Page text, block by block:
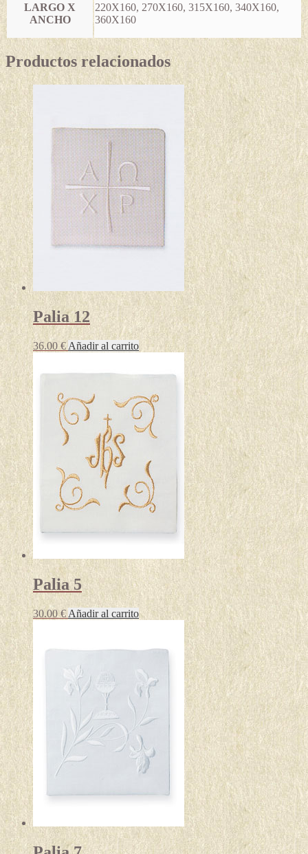
LARGO X
ANCHO
220X160, 270X160, 315X160, 340X160,
360X160
Productos relacionados
Palia 12
36.00 € Añadir al carrito
Palia 5
30.00 € Añadir al carrito